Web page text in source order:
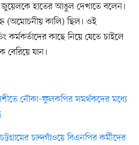
জুয়েলকে হাতের আঙুল দেখাতে বলেন।
(অমোচনীয় কালি) ছিল। ওই
কর্মকর্তাদের কাছে নিয়ে যেতে চাইলে
বেরিয়ে যান।
নৌকা–ফুলকপির সমর্থকদের মধ্যে
চান্দগাঁওয়ে বিএনপির কর্মীদের